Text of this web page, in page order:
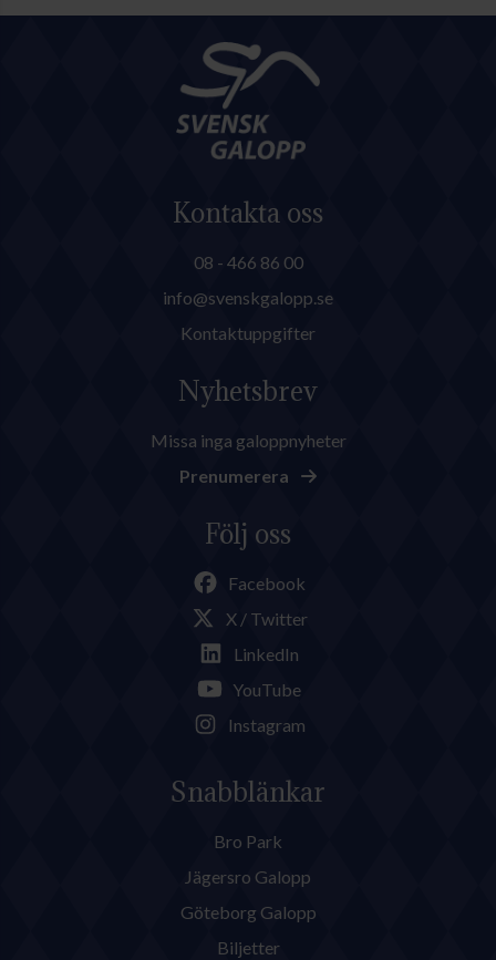
Kontakta oss
08 - 466 86 00
info@svenskgalopp.se
Kontaktuppgifter
Nyhetsbrev
Missa inga galoppnyheter
Prenumerera
Följ oss
Facebook
X / Twitter
LinkedIn
YouTube
Instagram
Snabblänkar
Bro Park
Jägersro Galopp
Göteborg Galopp
Biljetter